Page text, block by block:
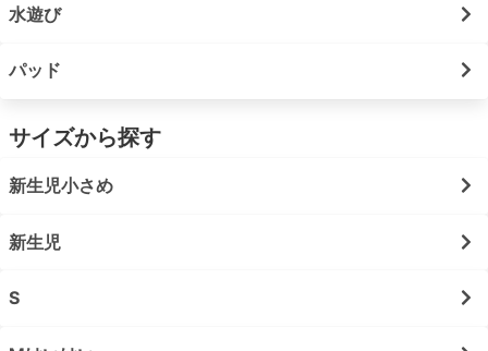
水遊び
パッド
サイズから探す
新生児小さめ
新生児
S